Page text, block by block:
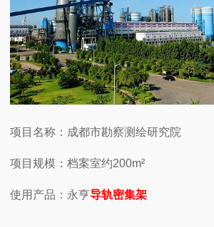
项目名称：成都市勘察测绘研究院
项目规模：档案室约200m²
使用产品：永亨导轨密集架